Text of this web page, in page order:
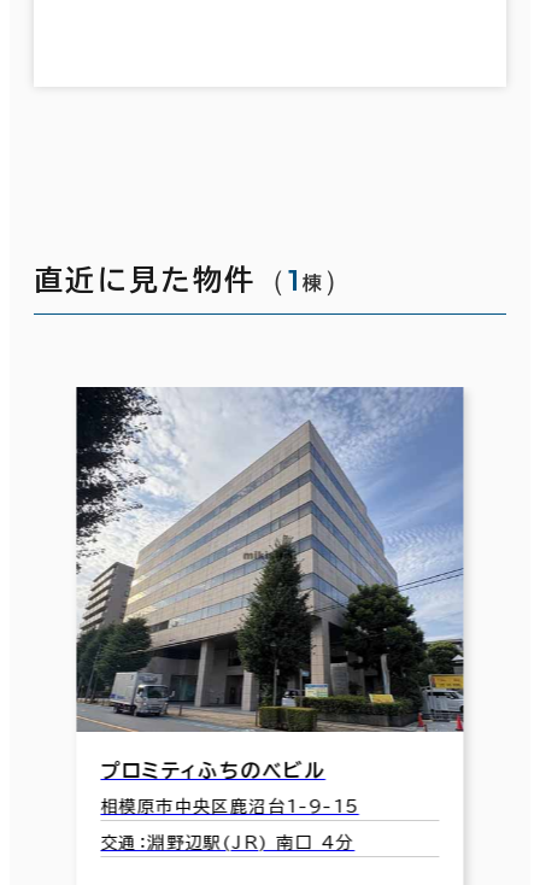
直近に見た物件 （1 棟 ）
プロミティふちのべビル
相模原市中央区鹿沼台1-9-15
交通：淵野辺駅(JR) 南口 4分